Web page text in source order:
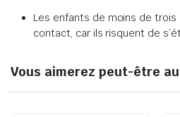
Les enfants de moins de
contact, car ils risquent de
Vous aimerez peut-être